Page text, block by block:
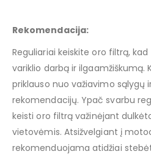
Rekomendacija:
Reguliariai keiskite oro filtrą,
variklio darbą ir ilgaamžiškumą.
priklauso nuo važiavimo sąlygų
rekomendacijų. Ypač svarbu
keisti oro filtrą važinėjant
vietovėmis. Atsižvelgiant į
rekomenduojama atidžiai